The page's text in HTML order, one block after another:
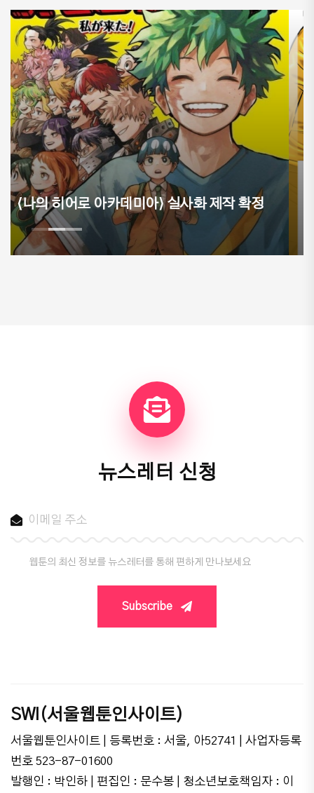
웹툰 작가 및 PD 양성 교육, 상상비즈아카데
미 4기 하반기 교육생 모집
뉴스레터 신청
웹툰의 최신 정보를 뉴스레터를 통해 편하게 만나보세요
Subscribe
SWI(서울웹툰인사이트)
서울웹툰인사이트 | 등록번호 : 서울, 아52741 | 사업자등록
번호 523-87-01600
발행인 : 박인하 | 편집인 : 문수봉 | 청소년보호책임자 : 이